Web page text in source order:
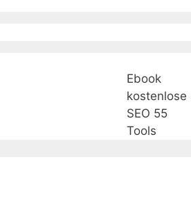
Ebook
kostenlose
SEO 55
Tools